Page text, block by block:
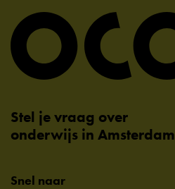
Stel je vraag over
onderwijs in Amsterdam
Snel naar